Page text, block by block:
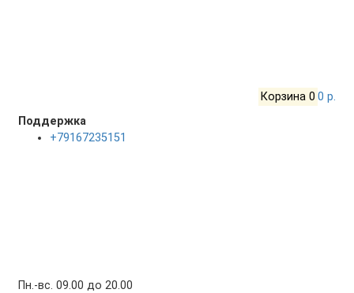
Корзина 0 0 р.
Поддержка
+79167235151
Пн.-вс. 09.00 до 20.00